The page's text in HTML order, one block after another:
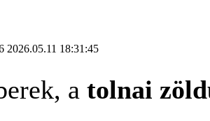
2026.05.11 18:31:45
a tolnai